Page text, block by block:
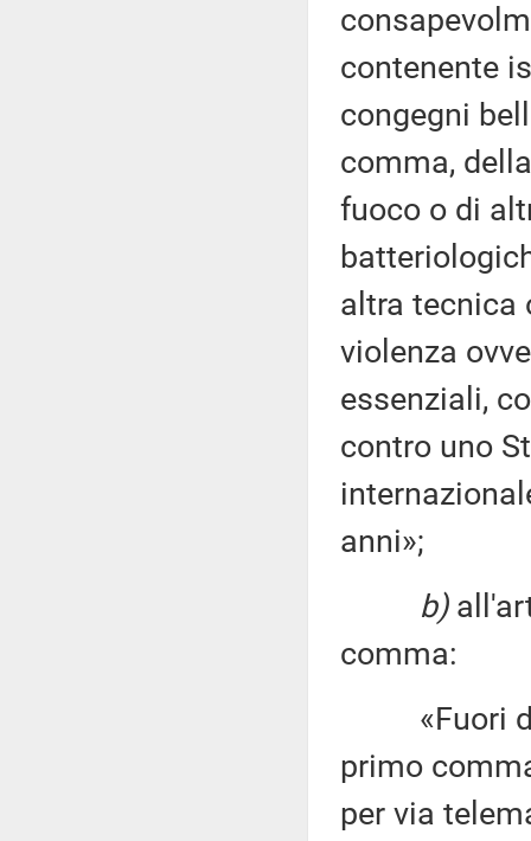
contenente
congegni
comma,
fuoco o di
altra tecnica
violenza
essenziali,
contro uno
anni»;
b)
comma:
«Fuori dei
primo
per via